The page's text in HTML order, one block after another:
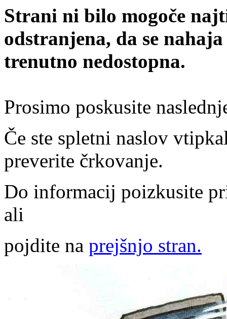
Strani ni bilo mogoče
odstranjena, da se
trenutno nedostopna.
Prosimo poskusite
Če ste spletni naslov
preverite črkovanje.
Do informacij poizkusite
ali
pojdite na prejšnjo stran.